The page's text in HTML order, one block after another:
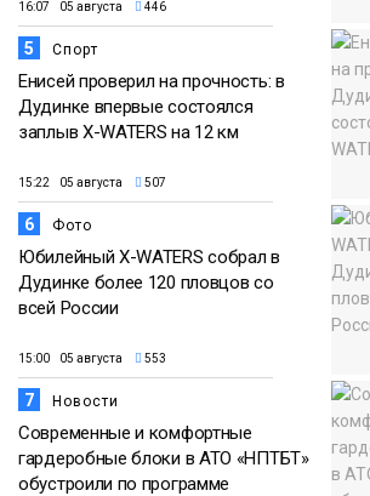
16:07 05 августа 446
5 Спорт
Енисей проверил на прочность: в
Дудинке впервые состоялся
заплыв X-WATERS на 12 км
15:22 05 августа 507
6 Фото
Юбилейный X-WATERS собрал в
Дудинке более 120 пловцов со
всей России
15:00 05 августа 553
7 Новости
Современные и комфортные
гардеробные блоки в АТО «НПТБТ»
обустроили по программе